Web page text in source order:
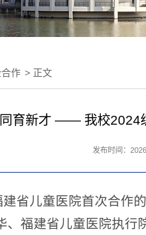
作 > 正文
育新才 —— 我校2024
发布时间：
省儿童医院首次合作
、福建省儿童医院执